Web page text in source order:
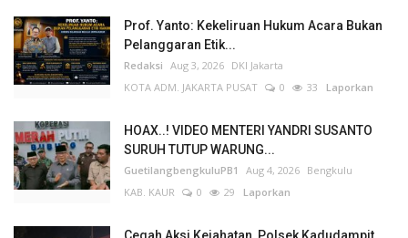
Prof. Yanto: Kekeliruan Hukum Acara Bukan
Pelanggaran Etik...
Redaksi Aug 3, 2026 DKI Jakarta
KOTA ADM. JAKARTA PUSAT
0 33 Laporkan
HOAX..! VIDEO MENTERI YANDRI SUSANTO
SURUH TUTUP WARUNG...
GuetilangbengkuluPB1 Aug 4, 2026 Bengkulu
KAB. KAUR
0 29 Laporkan